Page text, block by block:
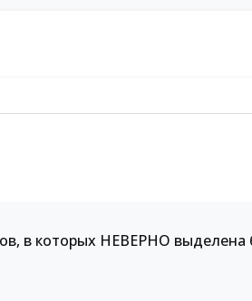
в которых НЕВЕРНО